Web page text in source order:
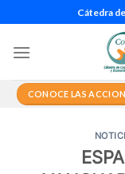
al
contenido
Cátedra
CONOCE LAS